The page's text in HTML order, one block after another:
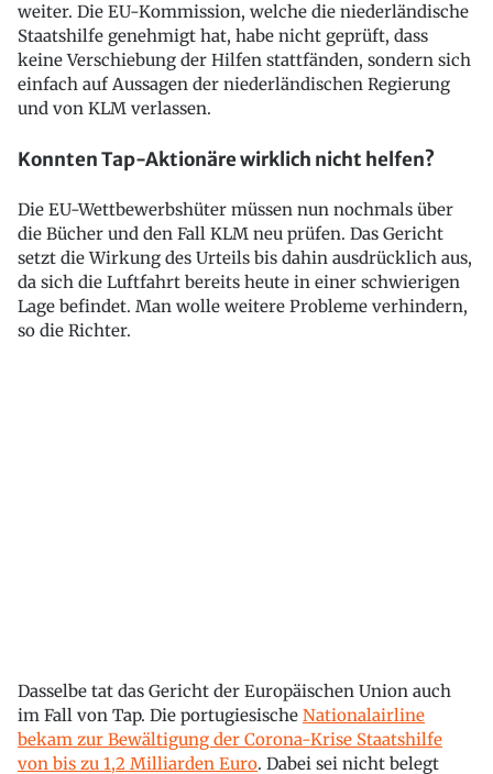
weiter. Die EU-Kommission, welche die niederländische
Staatshilfe genehmigt hat, habe nicht geprüft, dass
keine Verschiebung der Hilfen stattfänden, sondern sich
einfach auf Aussagen der niederländischen Regierung
und von KLM verlassen.
Konnten Tap-Aktionäre wirklich nicht helfen?
Die EU-Wettbewerbshüter müssen nun nochmals über
die Bücher und den Fall KLM neu prüfen. Das Gericht
setzt die Wirkung des Urteils bis dahin ausdrücklich aus,
da sich die Luftfahrt bereits heute in einer schwierigen
Lage befindet. Man wolle weitere Probleme verhindern,
so die Richter.
Dasselbe tat das Gericht der Europäischen Union auch
im Fall von Tap. Die portugiesische Nationalairline
bekam zur Bewältigung der Corona-Krise Staatshilfe
von bis zu 1,2 Milliarden Euro. Dabei sei nicht belegt